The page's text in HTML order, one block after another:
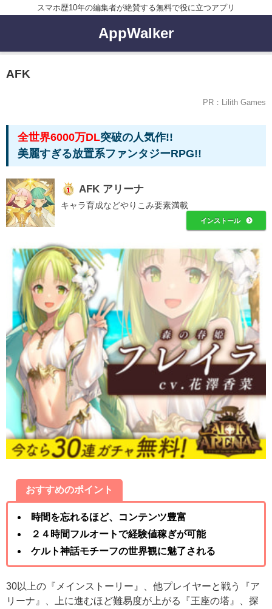
スマホ歴10年の編集者が絶賛する無料で役に立つアプリ
AppWalker
AFK
PR：Lilith Games
全世界6000万DL突破の人気作!!
美麗すぎる放置系ファンタジーRPG!!
AFK アリーナ
キャラ育成などやりこみ要素満載
インストール
おすすめのポイント
時間を忘れるほど、コンテンツ豊富
２４時間フルオートで経験値稼ぎが可能
ケルト神話モチーフの世界観に魅了される
30以上の『メインストーリー』、他プレイヤーと戦う『ア
リーナ』、上に進むほど難易度が上がる『王座の塔』、探